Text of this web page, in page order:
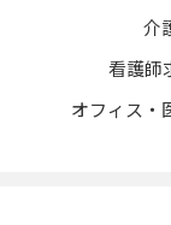
介
看護師
オフィス・